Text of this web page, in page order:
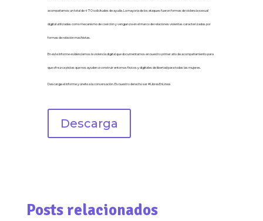
acompañamos un total de 470 solicitudes de ayuda. La mayoría de los ataques fueron formas de violencia sexual
digital utilizadas como mecanismo de coerción y venganza en el marco de relaciones violentas caracterizadas por
formas de relación machistas.
En este informe evidenciamos la violencia digital que documentamos en nuestro primer año de acompañamiento para
que ofrezca pistas que nos ayuden a construir entornos físicos y digitales de libertad para todas las mujeres.
Descarga el informe y únete a la conversación. Es nuestro derecho ser #LibresEnLínea
Descarga
Posts relacionados